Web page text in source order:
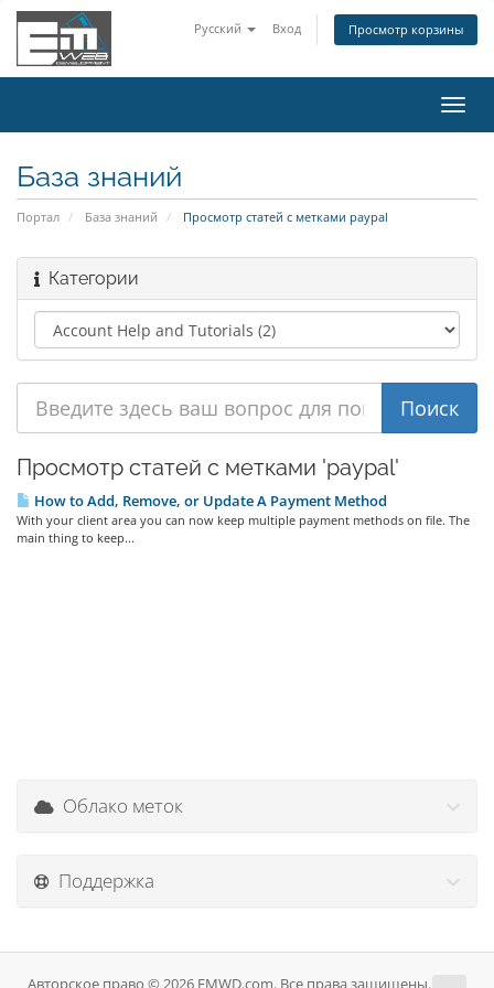
Русский Вход Просмотр корзины
База знаний
Портал База знаний Просмотр статей с метками paypal
Категории
Просмотр статей с метками 'paypal'
How to Add, Remove, or Update A Payment Method
With your client area you can now keep multiple payment methods on file. The
main thing to keep...
Облако меток
Поддержка
Авторское право © 2026 EMWD.com. Все права защищены.